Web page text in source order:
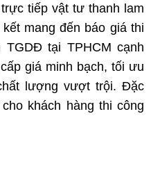
tiếp vật tư thanh lam
mang đến báo giá thi
TGDĐ tại TPHCM cạnh
giá minh bạch, tối ưu
lượng vượt trội. Đặc
khách hàng thi công